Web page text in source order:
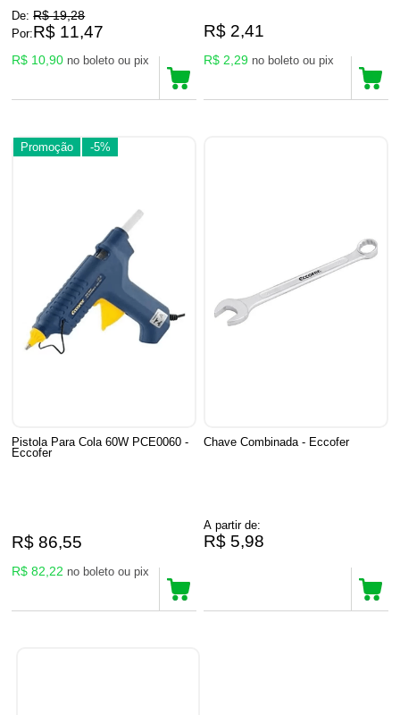
De: R$ 19,28
Por:R$ 11,47
R$ 10,90 no boleto ou pix
R$ 2,41
R$ 2,29 no boleto ou pix
Promoção -5%
Pistola Para Cola 60W PCE0060 -
Eccofer
R$ 86,55
R$ 82,22 no boleto ou pix
Chave Combinada - Eccofer
A partir de:
R$ 5,98